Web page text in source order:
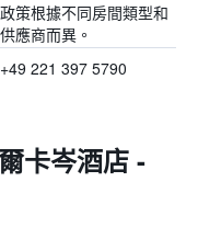
政策根據不同房間類型和
供應商而異。
+49 221 397 5790
卡岑酒店 -